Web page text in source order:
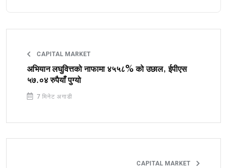
CAPITAL MARKET
अभियान लघुवित्तको नाफामा ४५५८% को उछाल, ईपीएस
५७.०४ रुपैयाँ पुग्यो
7 मिनेट अगाडी
CAPITAL MARKET